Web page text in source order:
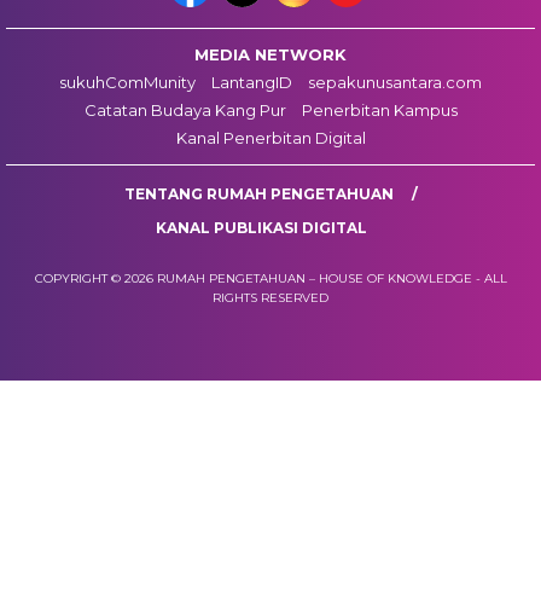
MEDIA NETWORK
sukuhComMunity
LantangID
sepakunusantara.com
Catatan Budaya Kang Pur
Penerbitan Kampus
Kanal Penerbitan Digital
TENTANG RUMAH PENGETAHUAN
KANAL PUBLIKASI DIGITAL
COPYRIGHT © 2026 RUMAH PENGETAHUAN – HOUSE OF KNOWLEDGE - ALL
RIGHTS RESERVED